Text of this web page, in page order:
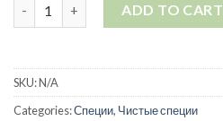
ADD TO CART
SKU:N/A
Categories:Специи, Чистые специи